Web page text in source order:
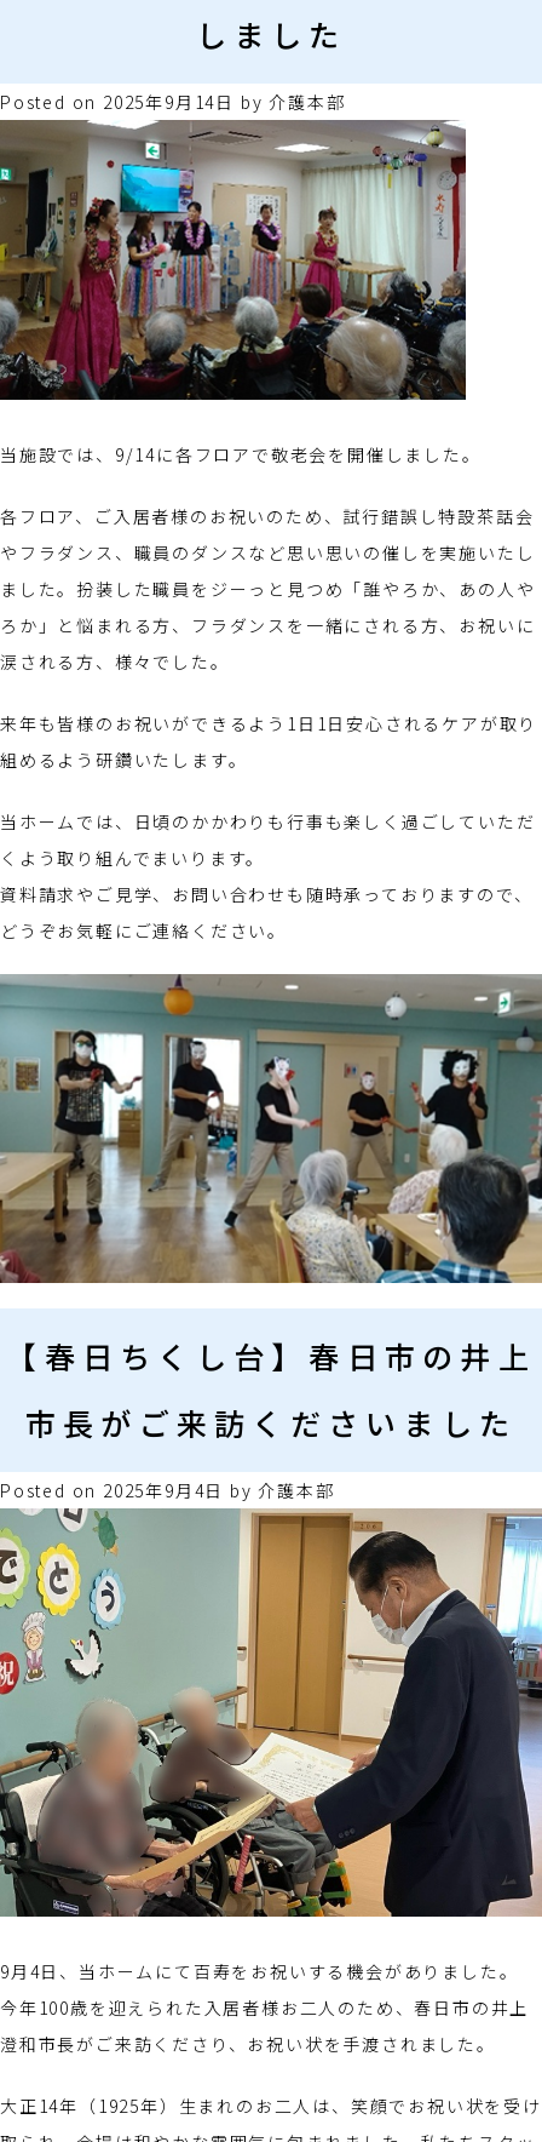
しました
Posted on 2025年9月14日 by介護本部
当施設では、9/14に各フロアで敬老会を開催しました。
各フロア、ご入居者様のお祝いのため、試行錯誤し特設茶話会
やフラダンス、職員のダンスなど思い思いの催しを実施いたし
ました。扮装した職員をジーっと見つめ「誰やろか、あの人や
ろか」と悩まれる方、フラダンスを一緒にされる方、お祝いに
涙される方、様々でした。
来年も皆様のお祝いができるよう1日1日安心されるケアが取り
組めるよう研鑽いたします。
当ホームでは、日頃のかかわりも行事も楽しく過ごしていただ
くよう取り組んでまいります。
資料請求やご見学、お問い合わせも随時承っておりますので、
どうぞお気軽にご連絡ください。
【春日ちくし台】春日市の井上
市長がご来訪くださいました
Posted on 2025年9月4日 by介護本部
9月4日、当ホームにて百寿をお祝いする機会がありました。
今年100歳を迎えられた入居者様お二人のため、春日市の井上
澄和市長がご来訪くださり、お祝い状を手渡されました。
大正14年（1925年）生まれのお二人は、笑顔でお祝い状を受け